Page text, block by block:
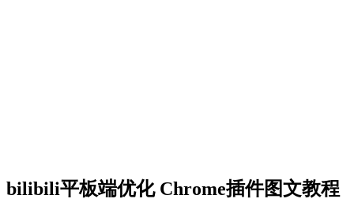
bilibili平板端优化 Chrome插件图文教程